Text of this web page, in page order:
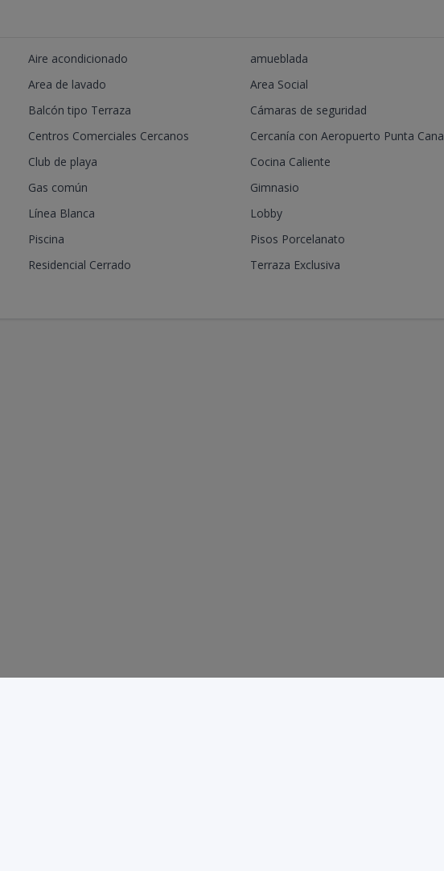
Aire acondicionado
amueblada
Area de lavado
Area Social
Balcón tipo Terraza
Cámaras de seguridad
Centros Comerciales Cercanos
Cercanía con Aeropuerto Punta Cana
Club de playa
Cocina Caliente
Gas común
Gimnasio
Línea Blanca
Lobby
Piscina
Pisos Porcelanato
Residencial Cerrado
Terraza Exclusiva